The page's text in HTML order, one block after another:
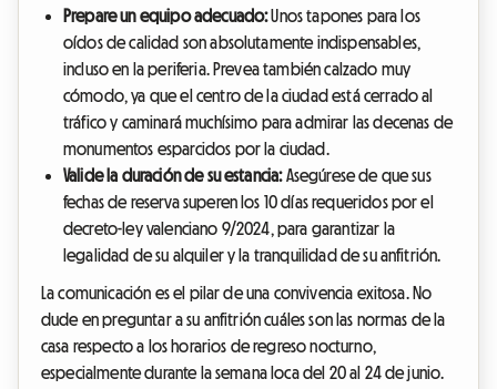
Prepare un equipo adecuado:Unos tapones para los
oídos de calidad son absolutamente indispensables,
incluso en la periferia. Prevea también calzado muy
cómodo, ya que el centro de la ciudad está cerrado al
tráfico y caminará muchísimo para admirar las decenas de
monumentos esparcidos por la ciudad.
Valide la duración de su estancia:Asegúrese de que sus
fechas de reserva superen los 10 días requeridos por el
decreto-ley valenciano 9/2024, para garantizar la
legalidad de su alquiler y la tranquilidad de su anfitrión.
La comunicación es el pilar de una convivencia exitosa. No
dude en preguntar a su anfitrión cuáles son las normas de la
casa respecto a los horarios de regreso nocturno,
especialmente durante la semana loca del 20 al 24 de junio.